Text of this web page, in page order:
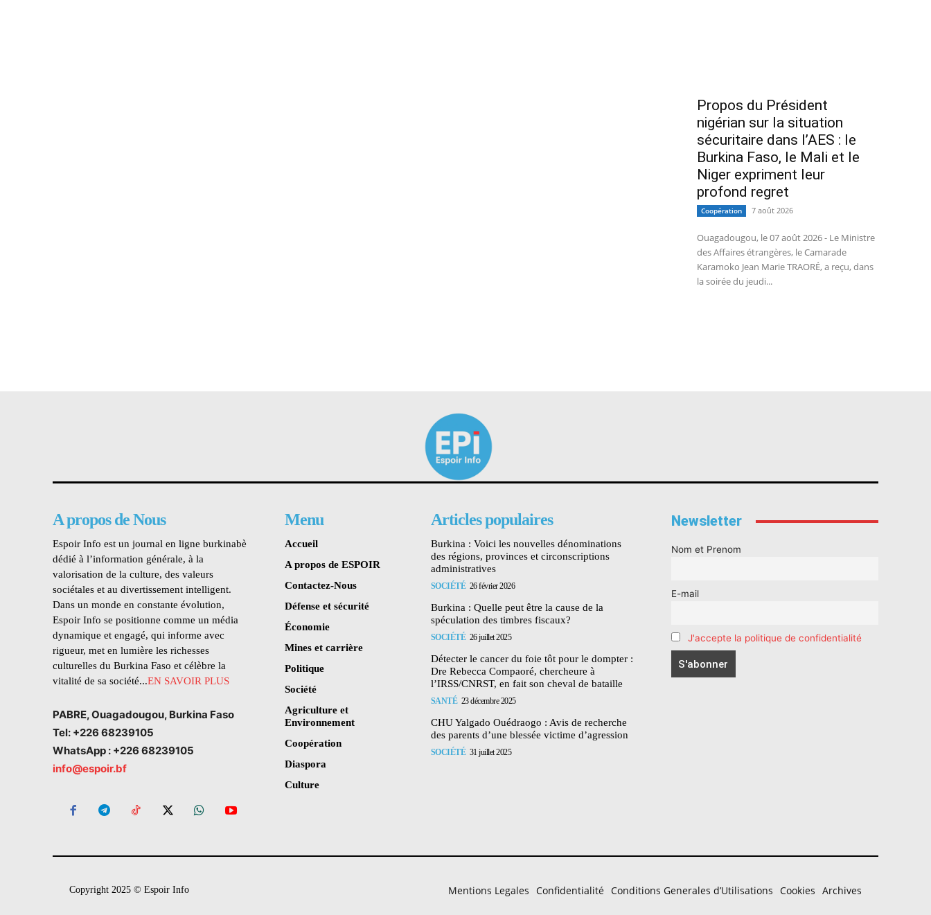
Propos du Président
nigérian sur la situation
sécuritaire dans l’AES : le
Burkina Faso, le Mali et le
Niger expriment leur
profond regret
Coopération 7 août 2026
Ouagadougou, le 07 août 2026 - Le Ministre
des Affaires étrangères, le Camarade
Karamoko Jean Marie TRAORÉ, a reçu, dans
la soirée du jeudi...
A propos de Nous
Espoir Info est un journal en ligne burkinabè
dédié à l’information générale, à la
valorisation de la culture, des valeurs
sociétales et au divertissement intelligent.
Dans un monde en constante évolution,
Espoir Info se positionne comme un média
dynamique et engagé, qui informe avec
rigueur, met en lumière les richesses
culturelles du Burkina Faso et célèbre la
vitalité de sa société...EN SAVOIR PLUS
PABRE, Ouagadougou, Burkina Faso
Tel: +226 68239105
WhatsApp : +226 68239105
info@espoir.bf
Menu
Accueil
A propos de ESPOIR
Contactez-Nous
Défense et sécurité
Économie
Mines et carrière
Politique
Société
Agriculture et
Environnement
Coopération
Diaspora
Culture
Articles populaires
Burkina : Voici les nouvelles dénominations
des régions, provinces et circonscriptions
administratives
SOCIÉTÉ 26 février 2026
Burkina : Quelle peut être la cause de la
spéculation des timbres fiscaux?
SOCIÉTÉ 26 juillet 2025
Détecter le cancer du foie tôt pour le dompter :
Dre Rebecca Compaoré, chercheure à
l’IRSS/CNRST, en fait son cheval de bataille
SANTÉ 23 décembre 2025
CHU Yalgado Ouédraogo : Avis de recherche
des parents d’une blessée victime d’agression
SOCIÉTÉ 31 juillet 2025
Newsletter
Nom et Prenom
E-mail
J'accepte la politique de confidentialité
Copyright 2025 © Espoir Info Mentions Legales Confidentialité Conditions Generales d’Utilisations Cookies Archives